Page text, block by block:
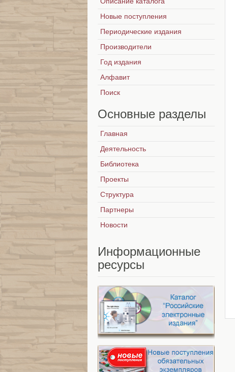
Новые поступления
Периодические издания
Производители
Год издания
Алфавит
Поиск
Основные разделы
Главная
Деятельность
Библиотека
Проекты
Структура
Партнеры
Новости
Информационные
ресурсы